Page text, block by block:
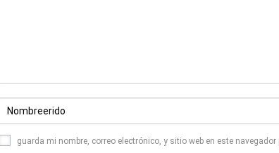
guarda mi nombre, correo electrónico, y sitio web en este